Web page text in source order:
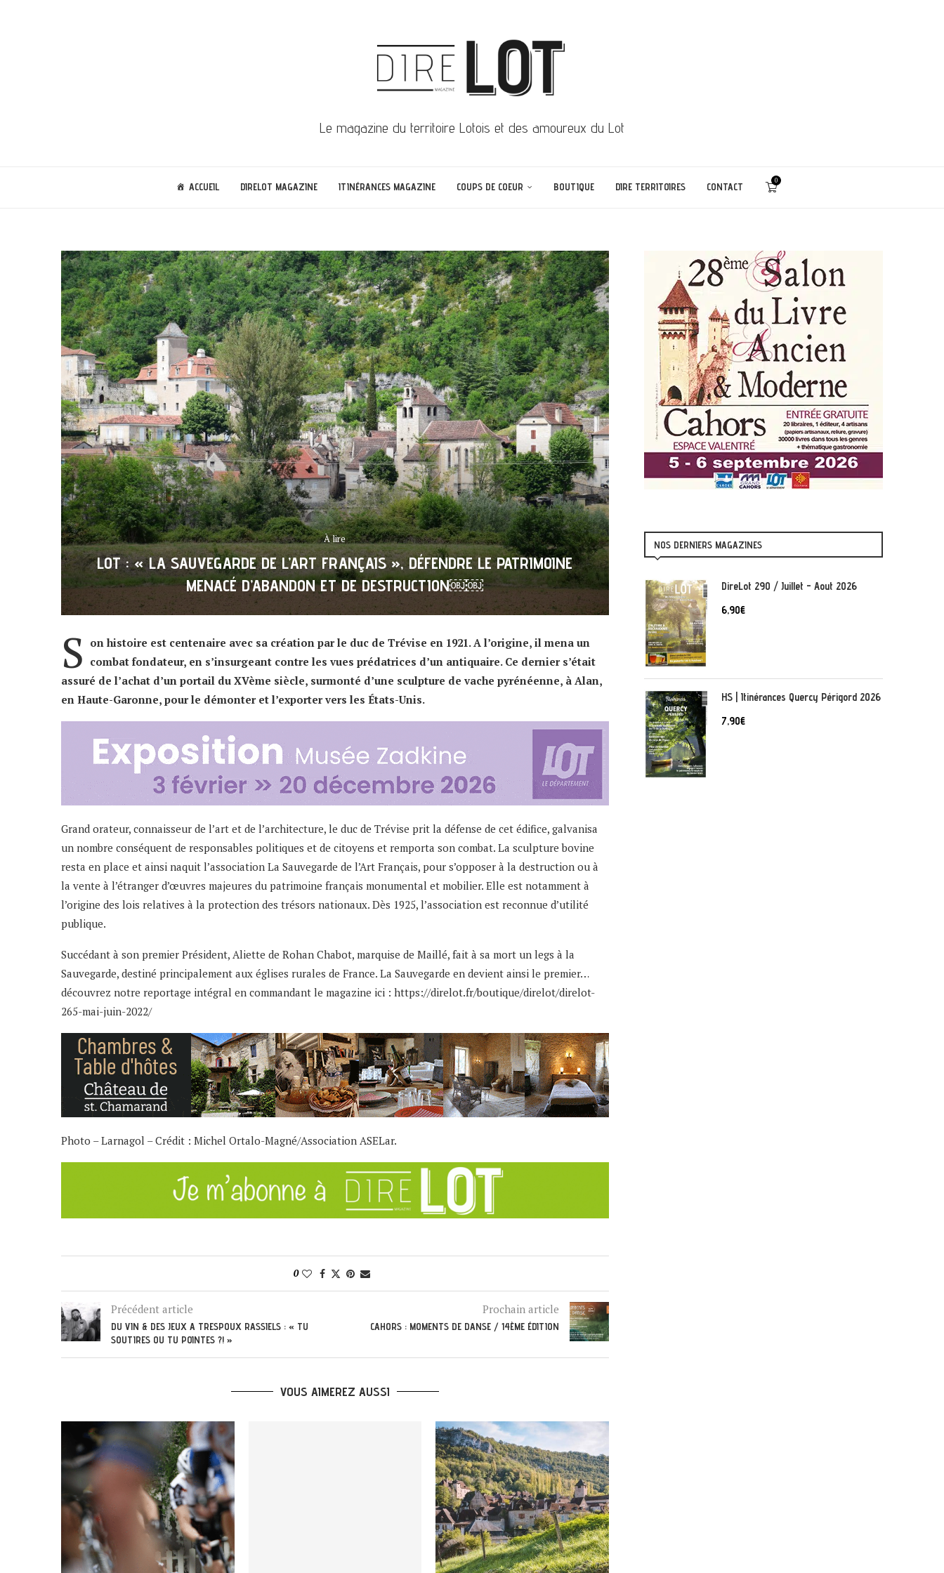
Le magazine du territoire Lotois et des amoureux du Lot
ACCUEIL DIRELOT MAGAZINE ITINÉRANCES MAGAZINE COUPS DE COEUR BOUTIQUE DIRE TERRITOIRES CONTACT
0
À lire
LOT : « LA SAUVEGARDE DE L’ART FRANÇAIS », DÉFENDRE LE PATRIMOINE
MENACÉ D’ABANDON ET DE DESTRUCTION￼￼
S on histoire est centenaire avec sa création par le duc de Trévise en 1921. A l’origine, il mena un
combat fondateur, en s’insurgeant contre les vues prédatrices d’un antiquaire. Ce dernier s’était
assuré de l’achat d’un portail du XVème siècle, surmonté d’une sculpture de vache pyrénéenne, à Alan,
en Haute-Garonne, pour le démonter et l’exporter vers les États-Unis.
Grand orateur, connaisseur de l’art et de l’architecture, le duc de Trévise prit la défense de cet édifice, galvanisa
un nombre conséquent de responsables politiques et de citoyens et remporta son combat. La sculpture bovine
resta en place et ainsi naquit l’association La Sauvegarde de l’Art Français, pour s’opposer à la destruction ou à
la vente à l’étranger d’œuvres majeures du patrimoine français monumental et mobilier. Elle est notamment à
l’origine des lois relatives à la protection des trésors nationaux. Dès 1925, l’association est reconnue d’utilité
publique.
Succédant à son premier Président, Aliette de Rohan Chabot, marquise de Maillé, fait à sa mort un legs à la
Sauvegarde, destiné principalement aux églises rurales de France. La Sauvegarde en devient ainsi le premier…
découvrez notre reportage intégral en commandant le magazine ici : https://direlot.fr/boutique/direlot/direlot-
265-mai-juin-2022/
Photo – Larnagol – Crédit : Michel Ortalo-Magné/Association ASELar.
0
Précédent article
DU VIN & DES JEUX A TRESPOUX RASSIELS : « TU
SOUTIRES OU TU POINTES ?! »
Prochain article
CAHORS : MOMENTS DE DANSE / 14ЀME ÉDITION
VOUS AIMEREZ AUSSI
NOS DERNIERS MAGAZINES
DireLot 290 / Juillet - Aout 2026
6,90€
HS | Itinérances Quercy Périgord 2026
7,90€